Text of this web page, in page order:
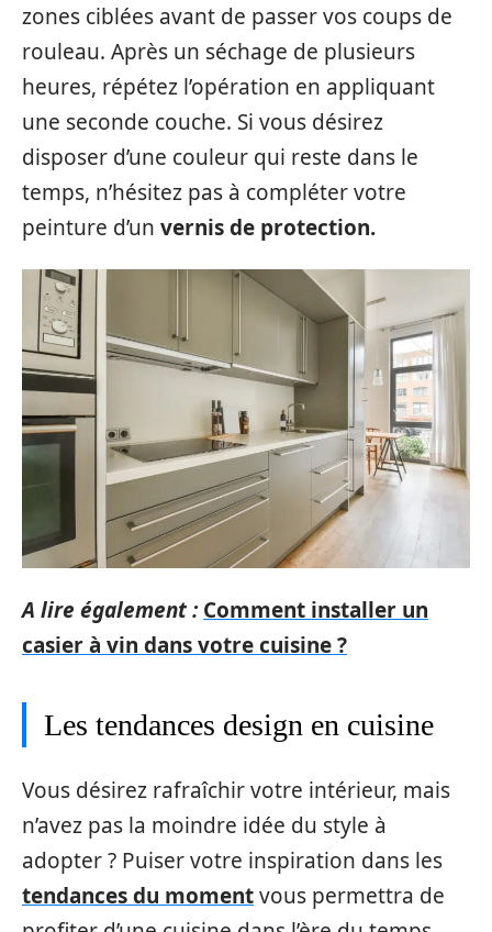
zones ciblées avant de passer vos coups de
rouleau. Après un séchage de plusieurs
heures, répétez l’opération en appliquant
une seconde couche. Si vous désirez
disposer d’une couleur qui reste dans le
temps, n’hésitez pas à compléter votre
peinture d’un vernis de protection.
A lire également : Comment installer un
casier à vin dans votre cuisine ?
Les tendances design en cuisine
Vous désirez rafraîchir votre intérieur, mais
n’avez pas la moindre idée du style à
adopter ? Puiser votre inspiration dans les
tendances du momentvous permettra de